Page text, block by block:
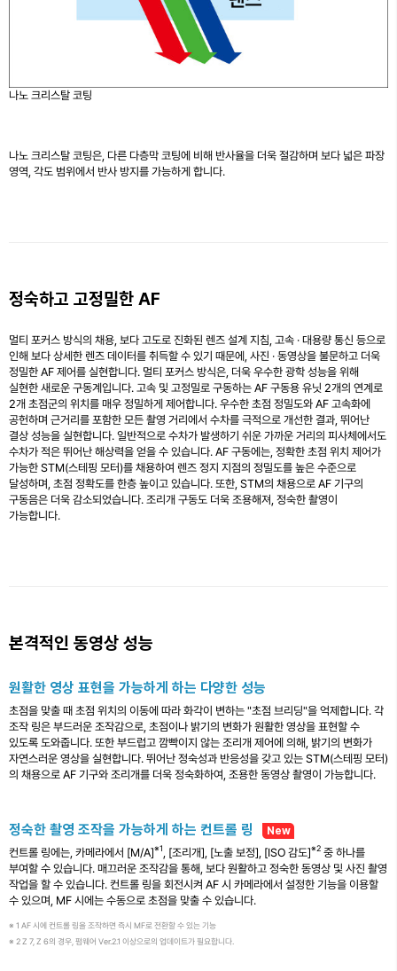
나노 크리스탈 코팅
나노 크리스탈 코팅은, 다른 다층막 코팅에 비해 반사율을 더욱 절감하며 보다 넓은 파장
영역, 각도 범위에서 반사 방지를 가능하게 합니다.
정숙하고 고정밀한 AF
멀티 포커스 방식의 채용, 보다 고도로 진화된 렌즈 설계 지침, 고속 · 대용량 통신 등으로
인해 보다 상세한 렌즈 데이터를 취득할 수 있기 때문에, 사진 · 동영상을 불문하고 더욱
정밀한 AF 제어를 실현합니다. 멀티 포커스 방식은, 더욱 우수한 광학 성능을 위해
실현한 새로운 구동계입니다. 고속 및 고정밀로 구동하는 AF 구동용 유닛 2개의 연계로
2개 초점군의 위치를 ​​매우 정밀하게 제어합니다. 우수한 초점 정밀도와 AF 고속화에
공헌하며 근거리를 포함한 모든 촬영 거리에서 수차를 극적으로 개선한 결과, 뛰어난
결상 성능을 실현합니다. 일반적으로 수차가 발생하기 쉬운 가까운 거리의 피사체에서도
수차가 적은 뛰어난 해상력을 얻을 수 있습니다. AF 구동에는, 정확한 초점 위치 제어가
가능한 STM(스테핑 모터)를 채용하여 렌즈 정지 지점의 정밀도를 높은 수준으로
달성하며, 초점 정확도를 한층 높이고 있습니다. 또한, STM의 채용으로 AF 기구의
구동음은 더욱 감소되었습니다. 조리개 구동도 더욱 조용해져, 정숙한 촬영이
가능합니다.
본격적인 동영상 성능
원활한 영상 표현을 가능하게 하는 다양한 성능
초점을 맞출 때 초점 위치의 이동에 따라 화각이 변하는 "초점 브리딩"을 억제합니다. 각
조작 링은 부드러운 조작감으로, 초점이나 밝기의 변화가 원활한 영상을 표현할 수
있도록 도와줍니다. 또한 부드럽고 깜빡이지 않는 조리개 제어에 의해, 밝기의 변화가
자연스러운 영상을 실현합니다. 뛰어난 정숙성과 반응성을 갖고 있는 STM(스테핑 모터)
의 채용으로 AF 기구와 조리개를 더욱 정숙화하여, 조용한 동영상 촬영이 가능합니다.
정숙한 촬영 조작을 가능하게 하는 컨트롤 링 New
컨트롤 링에는, 카메라에서 [M/A]※1 , [조리개], [노출 보정], [ISO 감도]※2 중 하나를
부여할 수 있습니다. 매끄러운 조작감을 통해, 보다 원활하고 정숙한 동영상 및 사진 촬영
작업을 할 수 있습니다. 컨트롤 링을 회전시켜 AF 시 카메라에서 설정한 기능을 이용할
수 있으며, MF 시에는 수동으로 초점을 맞출 수 있습니다.
※ 1 AF 시에 컨트롤 링을 조작하면 즉시 MF로 전환할 수 있는 기능
※ 2 Z 7, Z 6의 경우, 펌웨어 Ver.2.1 이상으로의 업데이트가 필요합니다.